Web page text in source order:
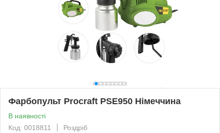
Фарбопульт Procraft PSE950 Німеччина
В наявності
Код: 0018811
Роздріб